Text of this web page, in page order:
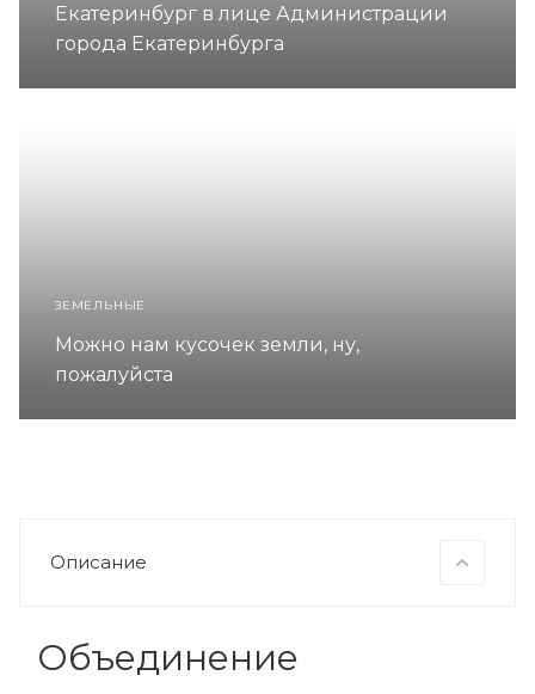
Екатеринбург в лице Администрации
города Екатеринбурга
ЗЕМЕЛЬНЫЕ
Можно нам кусочек земли, ну,
пожалуйста
Описание
Объединение